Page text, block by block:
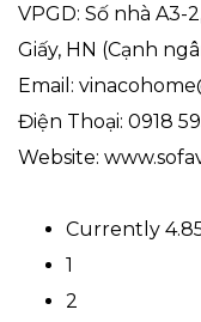
VPGD: Số nhà A3-
Giấy, HN (Cạnh
Email:
Điện Thoại: 0918
Website:
Currently
1
2